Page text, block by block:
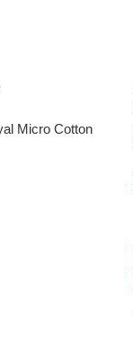
Micro Cotton